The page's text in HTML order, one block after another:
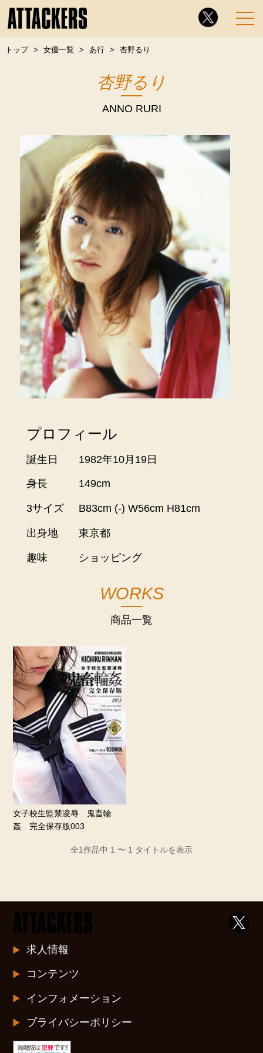
トップ 女優一覧 あ行 杏野るり
杏野るり
ANNO RURI
プロフィール
誕生日 1982年10月19日
身長 149cm
3サイズ B83cm (-) W56cm H81cm
出身地 東京都
趣味 ショッピング
WORKS
商品一覧
女子校生監禁凌辱 鬼畜輪
姦 完全保存版003
全1作品中 1 〜 1 タイトルを表示
求人情報
コンテンツ
インフォメーション
プライバシーポリシー